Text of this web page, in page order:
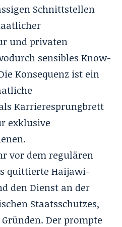
Schnittstellen
und privaten
sensibles Know-
Konsequenz ist ein
Karrieresprungbrett
exklusive
vor dem regulären
quittierte Haijawi-
den Dienst an der
Staatsschutzes,
Der prompte